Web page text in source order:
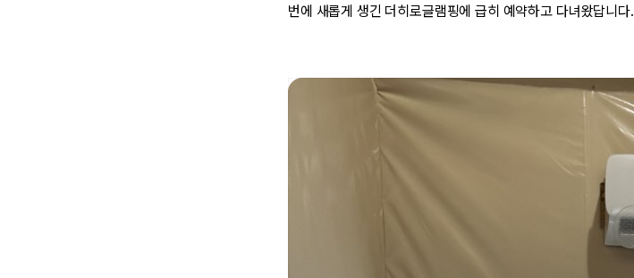
번에 새롭게 생긴 더히로글램핑에 급히 예약하고 다녀왔답니다.